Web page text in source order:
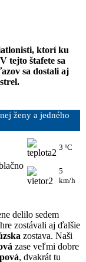
ktorí ku
tejto štafete sa
sa dostali aj
ženy a jedného
3 ºC
5
km/h
delilo sedem
zostávali aj ďalšie
zostava. Naši
zase veľmi dobre
, dvakrát tu